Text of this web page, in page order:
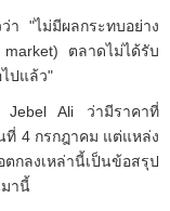
า "ไม่มีผลกระทบอย่าง
ตลาดไม่ได้รับ
ปแล้ว"
Jebel Ali ว่ามีราคาที่
ที่ 4 กรกฎาคม แต่แหล่ง
กลงเหล่านี้เป็นข้อสรุป
านี้